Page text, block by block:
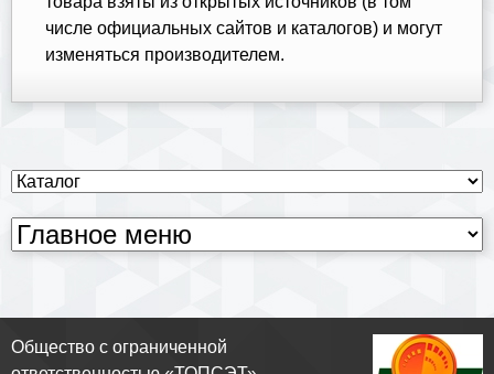
числе официальных сайтов и каталогов) и могут
изменяться производителем.
Общество с ограниченной